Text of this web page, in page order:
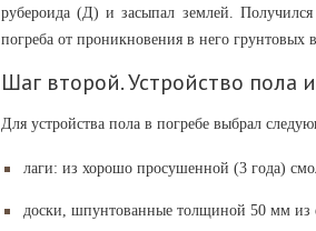
рубероида (Д) и засыпал землей.
погреба от проникновения в него грунтовых
Шаг второй. Устройство пола
Для устройства пола в погребе выбрал
лаги: из хорошо просушенной (3 года)
доски, шпунтованные толщиной 50 мм из